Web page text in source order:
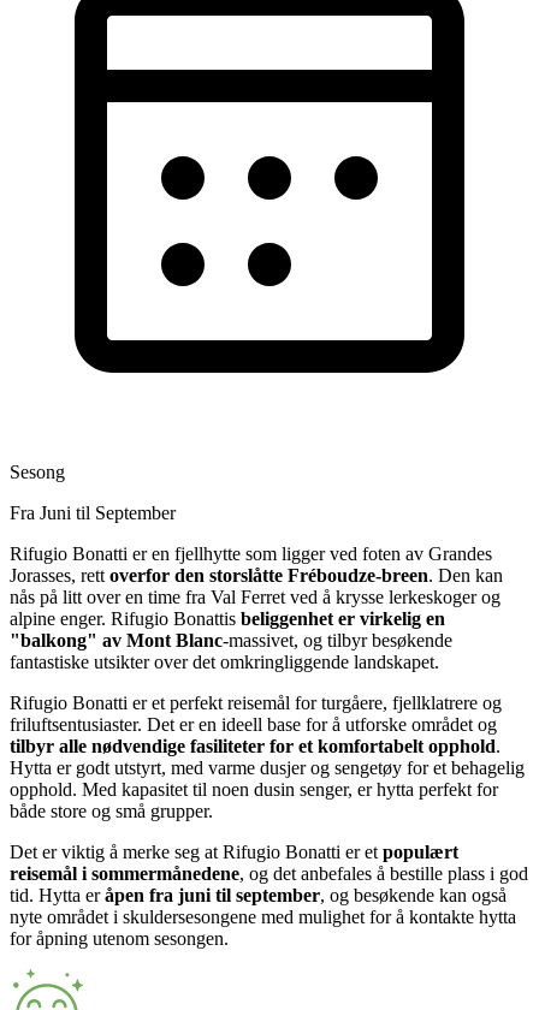
Sesong
Fra Juni til September
Rifugio Bonatti er en fjellhytte som ligger ved foten av Grandes
Jorasses, rett overfor den storslåtte Fréboudze-breen. Den kan
nås på litt over en time fra Val Ferret ved å krysse lerkeskoger og
alpine enger. Rifugio Bonattis beliggenhet er virkelig en
"balkong" av Mont Blanc-massivet, og tilbyr besøkende
fantastiske utsikter over det omkringliggende landskapet.
Rifugio Bonatti er et perfekt reisemål for turgåere, fjellklatrere og
friluftsentusiaster. Det er en ideell base for å utforske området og
tilbyr alle nødvendige fasiliteter for et komfortabelt opphold.
Hytta er godt utstyrt, med varme dusjer og sengetøy for et behagelig
opphold. Med kapasitet til noen dusin senger, er hytta perfekt for
både store og små grupper.
Det er viktig å merke seg at Rifugio Bonatti er et populært
reisemål i sommermånedene, og det anbefales å bestille plass i god
tid. Hytta eråpen fra juni til september, og besøkende kan også
nyte området i skuldersesongene med mulighet for å kontakte hytta
for åpning utenom sesongen.